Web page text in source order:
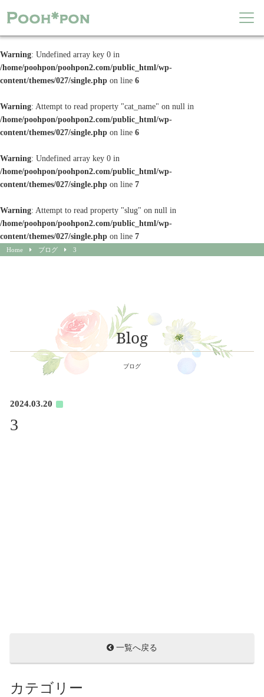
Warning: Undefined array key 0 in
/home/poohpon/poohpon2.com/public_html/wp-
content/themes/027/single.php on line 6
Warning: Attempt to read property "cat_name" on null in
/home/poohpon/poohpon2.com/public_html/wp-
content/themes/027/single.php on line 6
Warning: Undefined array key 0 in
/home/poohpon/poohpon2.com/public_html/wp-
content/themes/027/single.php on line 7
Warning: Attempt to read property "slug" on null in
/home/poohpon/poohpon2.com/public_html/wp-
content/themes/027/single.php on line 7
Home ブログ 3
Blog
ブログ
2024.03.20
3
一覧へ戻る
カテゴリー